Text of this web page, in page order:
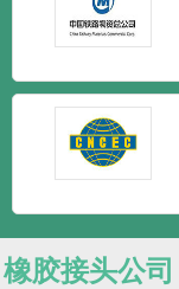
橡胶接头公司